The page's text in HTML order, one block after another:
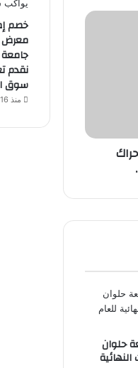
حلوان
معرض
نقدم
سوق
منذ 16 ساعة